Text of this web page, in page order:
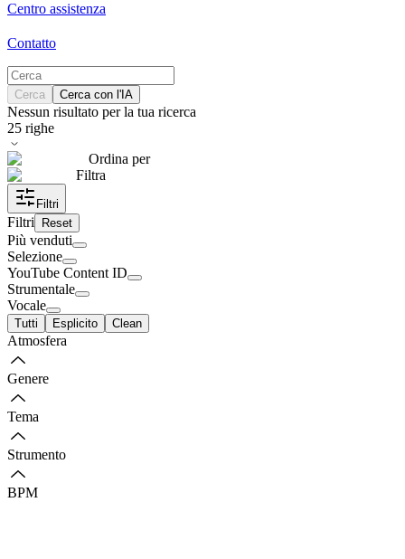
Centro assistenza
Contatto
Cerca Cerca con l'IA
Nessun risultato per la tua ricerca
25 righe
Ordina per
Filtra
Filtri
Filtri Reset
Più venduti
Selezione
YouTube Content ID
Strumentale
Vocale
Tutti Esplicito Clean
Atmosfera
Genere
Tema
Strumento
BPM